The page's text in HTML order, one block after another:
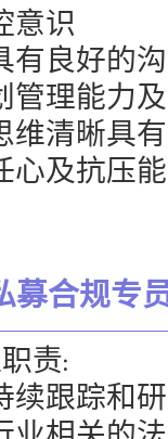
意识
有良好的
管理能力
维清晰具
心及抗压
募合规专
责:
续跟踪和